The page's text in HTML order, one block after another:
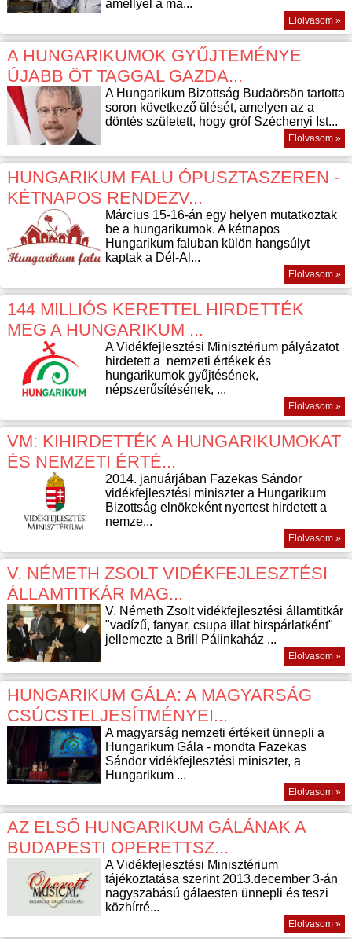
amellyel a ma...
Elolvasom »
A HUNGARIKUMOK GYŰJTEMÉNYE
ÚJABB ÖT TAGGAL GAZDA...
A Hungarikum Bizottság Budaörsön tartotta
soron következő ülését, amelyen az a
döntés született, hogy gróf Széchenyi Ist...
Elolvasom »
HUNGARIKUM FALU ÓPUSZTASZEREN -
KÉTNAPOS RENDEZV...
Március 15-16-án egy helyen mutatkoztak
be a hungarikumok. A kétnapos
Hungarikum faluban külön hangsúlyt
kaptak a Dél-Al...
Elolvasom »
144 MILLIÓS KERETTEL HIRDETTÉK
MEG A HUNGARIKUM ...
A Vidékfejlesztési Minisztérium pályázatot
hirdetett a nemzeti értékek és
hungarikumok gyűjtésének,
népszerűsítésének, ...
Elolvasom »
VM: KIHIRDETTÉK A HUNGARIKUMOKAT
ÉS NEMZETI ÉRTÉ...
2014. januárjában Fazekas Sándor
vidékfejlesztési miniszter a Hungarikum
Bizottság elnökeként nyertest hirdetett a
nemze...
Elolvasom »
V. NÉMETH ZSOLT VIDÉKFEJLESZTÉSI
ÁLLAMTITKÁR MAG...
V. Németh Zsolt vidékfejlesztési államtitkár
"vadízű, fanyar, csupa illat birspárlatként"
jellemezte a Brill Pálinkaház ...
Elolvasom »
HUNGARIKUM GÁLA: A MAGYARSÁG
CSÚCSTELJESÍTMÉNYEI...
A magyarság nemzeti értékeit ünnepli a
Hungarikum Gála - mondta Fazekas
Sándor vidékfejlesztési miniszter, a
Hungarikum ...
Elolvasom »
AZ ELSŐ HUNGARIKUM GÁLÁNAK A
BUDAPESTI OPERETTSZ...
A Vidékfejlesztési Minisztérium
tájékoztatása szerint 2013.december 3-án
nagyszabású gálaesten ünnepli és teszi
közhírré...
Elolvasom »